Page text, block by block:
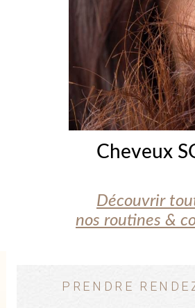
Cheveux
Découvrir
nos routines &
PRENDRE